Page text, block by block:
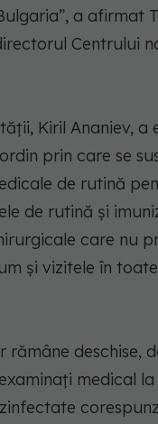
a afirmat
Centrului
Kiril Ananiev, a
prin care se
de rutină
de rutină şi
care nu
şi vizitele în
rămâne deschise,
medical